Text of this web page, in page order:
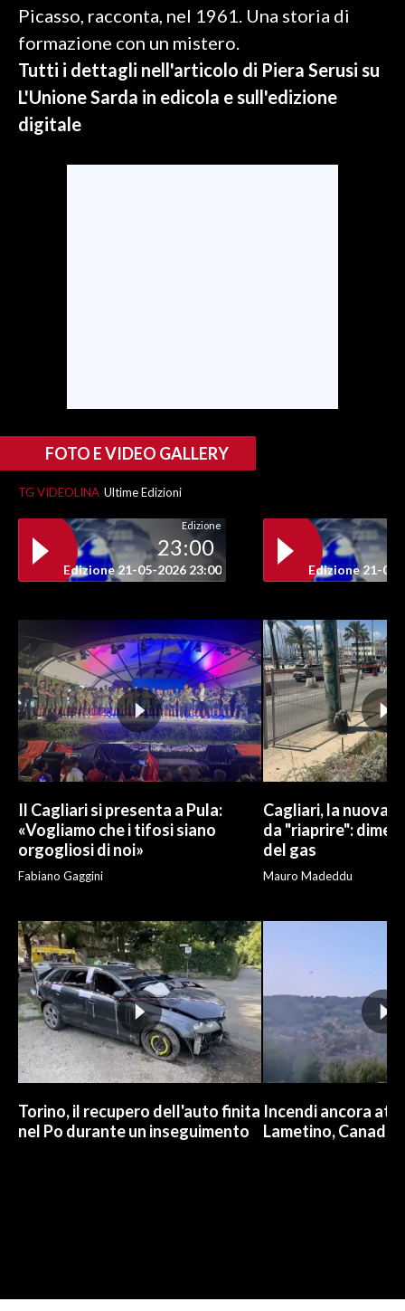
TENNIS
ALTRI SPORT
CULTURA
SPETTACOLI
INSULARITÀ
INFO AZIENDE
ABBONATI
ANNUNCI
PUBBLICITÀ
SPIAGGE
STORE
Picasso, racconta, nel 1961. Una storia di
formazione con un mistero.
Tutti i dettagli nell'articolo di Piera Serusi su
L'Unione Sarda in edicola e sull'edizione
digitale
FOTO E VIDEO GALLERY
TG VIDEOLINA Ultime Edizioni
Edizione
23:00
Edizione 21-05-2026 23:00 Edizione 21-05-
Il Cagliari si presenta a Pula:
«Vogliamo che i tifosi siano
orgogliosi di noi»
Fabiano Gaggini
Cagliari, la nuova
da "riaprire":
del gas
Mauro Madeddu
Torino, il recupero dell'auto finita
nel Po durante un inseguimento
Incendi ancora
Lametino,